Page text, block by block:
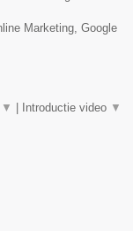
Marketing, Google
▼ Introductie video ▼